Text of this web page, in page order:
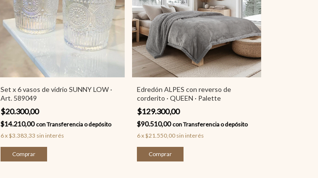
Set x 6 vasos de vidrio SUNNY LOW ·
Art. 589049
$20.300,00
$14.210,00 conTransferencia o depósito
6x$3.383,33 sin interés
Edredón ALPES con reverso de
corderito · QUEEN · Palette
$129.300,00
$90.510,00 conTransferencia o depósito
6x$21.550,00 sin interés
Comprar